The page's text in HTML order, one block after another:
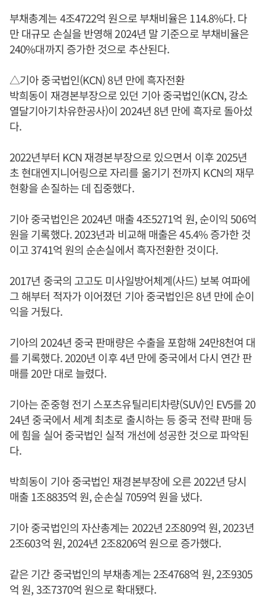
부채총계는 4조4722억 원으로 부채비율은 114.8%다. 다
만 대규모 손실을 반영해 2024년 말 기준으로 부채비율은
240%대까지 증가한 것으로 추산된다.
△기아 중국법인(KCN) 8년 만에 흑자전환
박희동이 재경본부장으로 있던 기아 중국법인(KCN, 강소
열달기아기차유한공사)이 2024년 8년 만에 흑자로 돌아섰
다.
2022년부터 KCN 재경본부장으로 있으면서 이후 2025년
초 현대엔지니어링으로 자리를 옮기기 전까지 KCN의 재무
현황을 손질하는 데 집중했다.
기아 중국법인은 2024년 매출 4조5271억 원, 순이익 506억
원을 기록했다. 2023년과 비교해 매출은 45.4% 증가한 것
이고 3741억 원의 순손실에서 흑자전환한 것이다.
2017년 중국의 고고도 미사일방어체계(사드) 보복 여파에
그 해부터 적자가 이어졌던 기아 중국법인은 8년 만에 순이
익을 거뒀다.
기아의 2024년 중국 판매량은 수출을 포함해 24만8천여 대
를 기록했다. 2020년 이후 4년 만에 중국에서 다시 연간 판
매를 20만 대로 늘렸다.
기아는 준중형 전기 스포츠유틸리티차량(SUV)인 EV5를 20
24년 중국에서 세계 최초로 출시하는 등 중국 전략 판매 등
에 힘을 실어 중국법인 실적 개선에 성공한 것으로 파악된
다.
박희동이 기아 중국법인 재경본부장에 오른 2022년 당시
매출 1조8835억 원, 순손실 7059억 원을 냈다.
기아 중국법인의 자산총계는 2022년 2조809억 원, 2023년
2조603억 원, 2024년 2조8206억 원으로 증가했다.
같은 기간 중국법인의 부채총계는 2조4768억 원, 2조9305
억 원, 3조7370억 원으로 확대됐다.